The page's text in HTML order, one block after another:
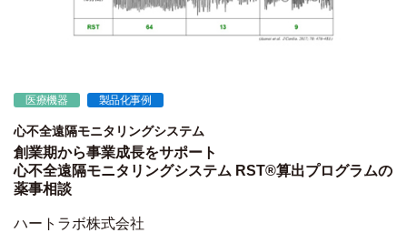
医療機器 製品化事例
心不全遠隔モニタリングシステム
創業期から事業成長をサポート
心不全遠隔モニタリングシステム RST®算出プログラムの
薬事相談
ハートラボ株式会社